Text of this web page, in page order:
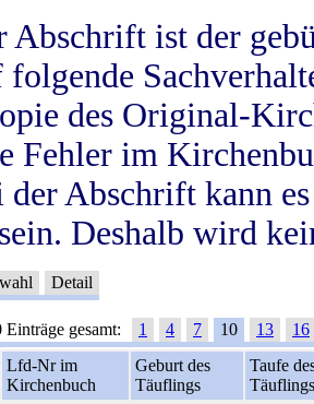
Abschrift ist der
folgende
des Original-
Fehler im
Abschrift kann
Deshalb wird
Detail
Einträge gesamt: 1 4 7 10 13
16
Lfd-Nr im
Kirchenbuch
Geburt des
Täuflings
Taufe
Täuflings